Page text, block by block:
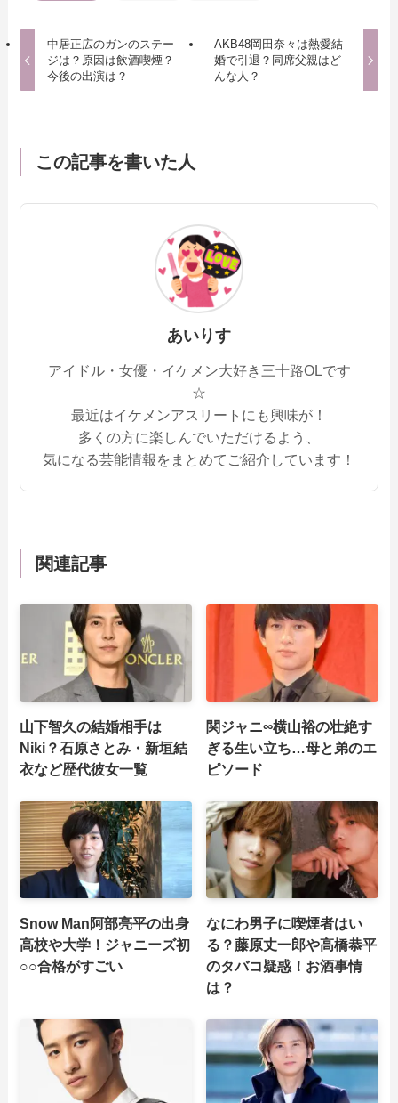
中居正広のガンのステー
ジは？原因は飲酒喫煙？
今後の出演は？
AKB48岡田奈々は熱愛結
婚で引退？同席父親はど
んな人？
この記事を書いた人
あいりす
アイドル・女優・イケメン大好き三十路OLです
☆
最近はイケメンアスリートにも興味が！
多くの方に楽しんでいただけるよう、
気になる芸能情報をまとめてご紹介しています！
関連記事
山下智久の結婚相手は
Niki？石原さとみ・新垣結
衣など歴代彼女一覧
関ジャニ∞横山裕の壮絶す
ぎる生い立ち…母と弟のエ
ピソード
Snow Man阿部亮平の出身
高校や大学！ジャニーズ初
○○合格がすごい
なにわ男子に喫煙者はい
る？藤原丈一郎や高橋恭平
のタバコ疑惑！お酒事情
は？